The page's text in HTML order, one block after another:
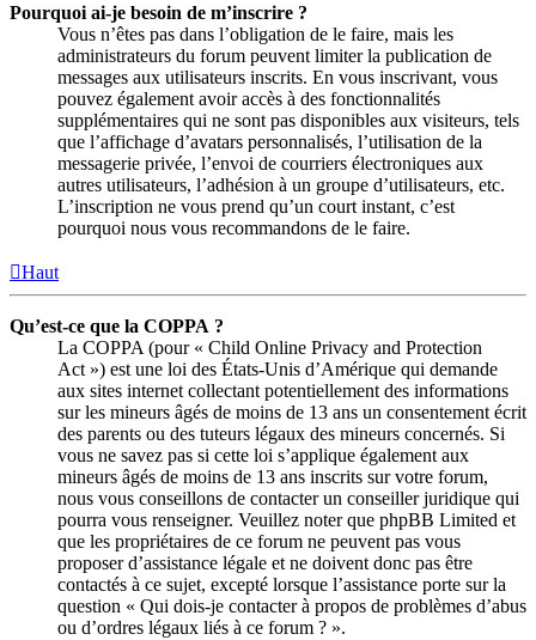
Pourquoi ai-je besoin de m’inscrire ?
Vous n’êtes pas dans l’obligation de le faire, mais les
administrateurs du forum peuvent limiter la publication de
messages aux utilisateurs inscrits. En vous inscrivant, vous
pouvez également avoir accès à des fonctionnalités
supplémentaires qui ne sont pas disponibles aux visiteurs, tels
que l’affichage d’avatars personnalisés, l’utilisation de la
messagerie privée, l’envoi de courriers électroniques aux
autres utilisateurs, l’adhésion à un groupe d’utilisateurs, etc.
L’inscription ne vous prend qu’un court instant, c’est
pourquoi nous vous recommandons de le faire.
Haut
Qu’est-ce que la COPPA ?
La COPPA (pour « Child Online Privacy and Protection
Act ») est une loi des États-Unis d’Amérique qui demande
aux sites internet collectant potentiellement des informations
sur les mineurs âgés de moins de 13 ans un consentement écrit
des parents ou des tuteurs légaux des mineurs concernés. Si
vous ne savez pas si cette loi s’applique également aux
mineurs âgés de moins de 13 ans inscrits sur votre forum,
nous vous conseillons de contacter un conseiller juridique qui
pourra vous renseigner. Veuillez noter que phpBB Limited et
que les propriétaires de ce forum ne peuvent pas vous
proposer d’assistance légale et ne doivent donc pas être
contactés à ce sujet, excepté lorsque l’assistance porte sur la
question « Qui dois-je contacter à propos de problèmes d’abus
ou d’ordres légaux liés à ce forum ? ».